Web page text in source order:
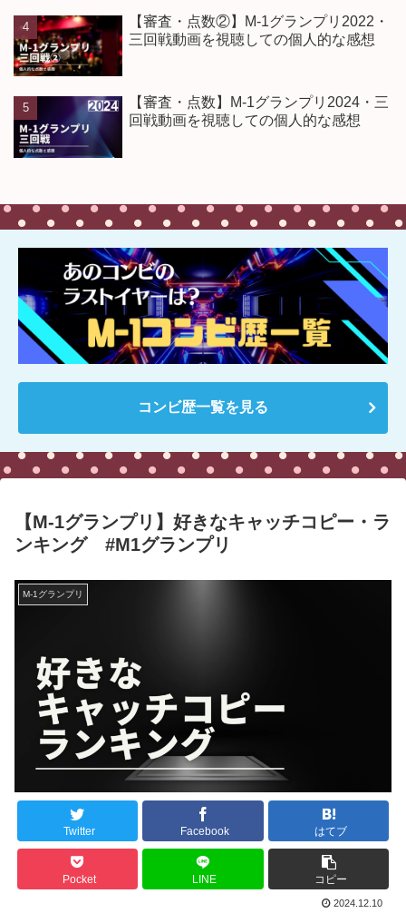
【審査・点数②】M-1グランプリ2022・
三回戦動画を視聴しての個人的な感想
【審査・点数】M-1グランプリ2024・三
回戦動画を視聴しての個人的な感想
コンビ歴一覧を見る
【M-1グランプリ】好きなキャッチコピー・ラ
ンキング #M1グランプリ
M-1グランプリ
Twitter Facebook はてブ
Pocket LINE コピー
2024.12.10